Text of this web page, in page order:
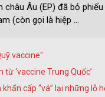
châu Âu (EP) đã bỏ
(còn gọi là hiệp ...
vaccine"
từ ‘vaccine Trung Quốc’
cấp “vá” lại những lỗ